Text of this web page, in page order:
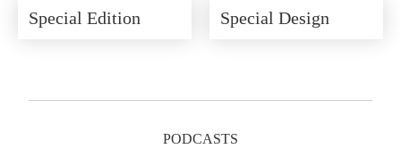
Special Edition Special Design
PODCASTS